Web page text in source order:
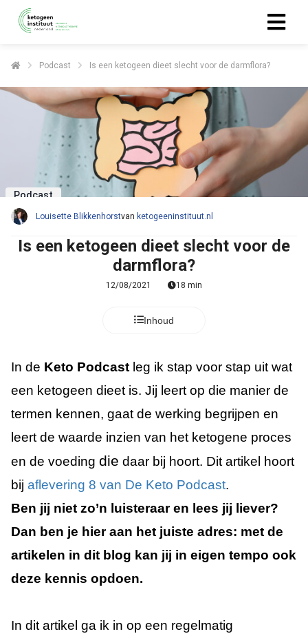
Podcast Is een ketogeen dieet slecht voor de darmflora?
Podcast
Louisette Blikkenhorstvan ketogeeninstituut.nl
Is een ketogeen dieet slecht voor de
darmflora?
12/08/2021 18 min
Inhoud
In de Keto Podcast leg ik stap voor stap uit wat
een ketogeen dieet is. Jij leert op die manier de
termen kennen, gaat de werking begrijpen en
leert de waarde inzien van het ketogene proces
en de voeding die daar bij hoort. Dit artikel hoort
bij aflevering 8 van De Keto Podcast.
Ben jij niet zo’n luisteraar en lees jij liever?
Dan ben je hier aan het juiste adres: met de
artikelen in dit blog kan jij in eigen tempo ook
deze kennis opdoen.
In dit artikel ga ik in op een regelmatig
policy
zijn
om
Ze
worden
om
te
over
op
de